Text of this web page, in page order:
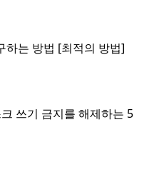
하는 방법 [최적의 방법]
쓰기 금지를 해제하는 5